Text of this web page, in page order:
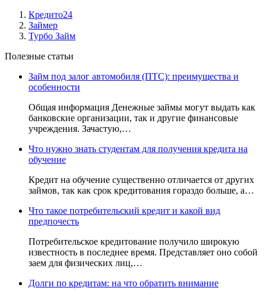
Кредито24
Займер
Турбо Займ
Полезные статьи
Займ под залог автомобиля (ПТС): преимущества и
особенности
Общая информация Денежные займы могут выдать как
банковские организации, так и другие финансовые
учреждения. Зачастую,…
Что нужно знать студентам для получения кредита на
обучение
Кредит на обучение существенно отличается от других
займов, так как срок кредитования гораздо больше, а…
Что такое потребительский кредит и какой вид
предпочесть
Потребительское кредитование получило широкую
известность в последнее время. Представляет оно собой
заем для физических лиц,…
Долги по кредитам: на что обратить внимание